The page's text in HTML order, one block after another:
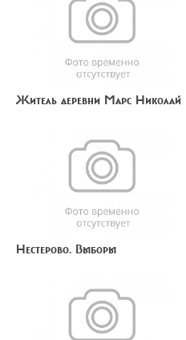
Житель деревни Марс Николай
Нестерово. Выборы